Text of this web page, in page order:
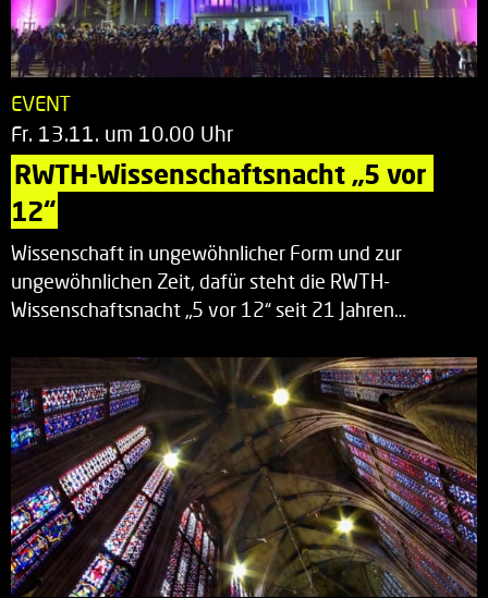
EVENT
Fr. 13.11. um 10.00 Uhr
RWTH-Wissenschaftsnacht „5 vor
12“
Wissenschaft in ungewöhnlicher Form und zur
ungewöhnlichen Zeit, dafür steht die RWTH-
Wissenschaftsnacht „5 vor 12“ seit 21 Jahren…